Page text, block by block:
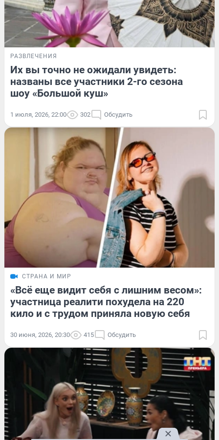
РАЗВЛЕЧЕНИЯ
Их вы точно не ожидали увидеть:
названы все участники 2-го сезона
шоу «Большой куш»
1 июля, 2026, 22:00 302 Обсудить
СТРАНА И МИР
«Всё еще видит себя с лишним весом»:
участница реалити похудела на 220
кило и с трудом приняла новую себя
30 июня, 2026, 20:30 415 Обсудить